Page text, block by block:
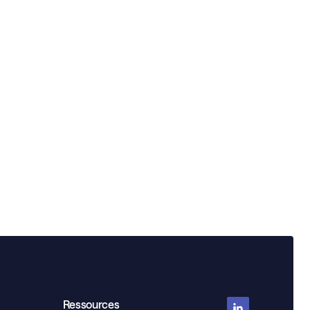
Ressources